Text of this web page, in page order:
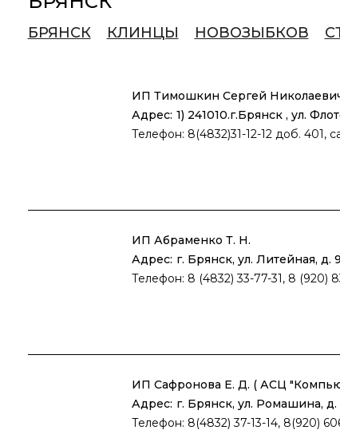
БРЯНСК КЛИНЦЫ НОВОЗЫБКОВ
ИП Тимошкин Сергей
Адрес: 1) 241010.г.Брянск , ул.
Телефон: 8(4832)31-12-12 доб. 401,
ИП Абраменко Т. Н.
Адрес: г. Брянск, ул. Литейная, д. 9
Телефон: 8 (4832) 33-77-31, 8 (920)
ИП Сафронова Е. Д. ( АСЦ
Адрес: г. Брянск, ул. Ромашина, д.
Телефон: 8(4832) 37-13-14, 8(920)